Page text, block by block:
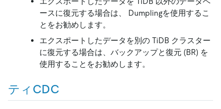
ースに復元する場合は、 Dumplingを使用するこ
とをお勧めします。
エクスポートしたデータを別の TiDB クラスター
に復元する場合は、バックアップと復元 (BR) を
使用することをお勧めします。
ティCDC